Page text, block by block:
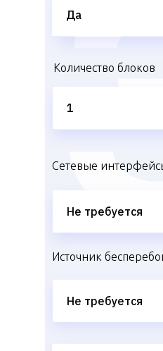
Количество блоков
Источник
Сетевые